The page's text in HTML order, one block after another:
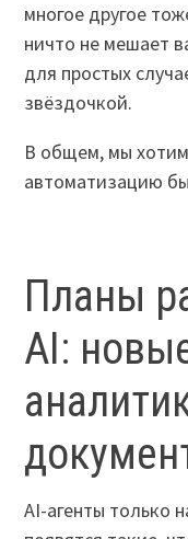
многое другое
ничто не мешает
для простых
звёздочкой.
В общем, мы
автоматизацию
Планы
AI:
AI-агенты только